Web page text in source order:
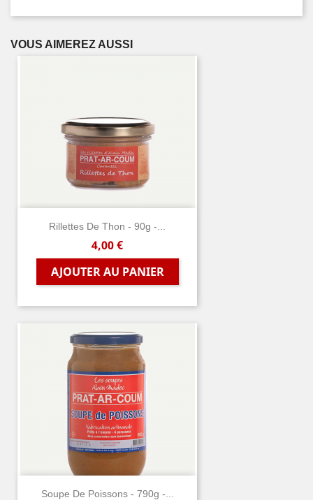
VOUS AIMEREZ AUSSI
Rillettes De Thon - 90g -...
Prix
4,00 €
AJOUTER AU PANIER
Soupe De Poissons - 790g -...